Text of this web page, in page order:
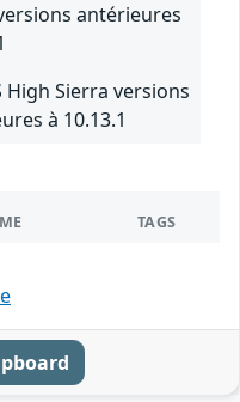
antérieures
High Sierra versions
à 10.13.1
TAGS